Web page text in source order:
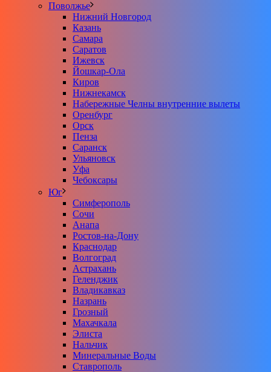
Поволжье
Нижний Новгород
Казань
Самара
Саратов
Ижевск
Йошкар-Ола
Киров
Нижнекамск
Набережные Челны внутренние вылеты
Оренбург
Орск
Пенза
Саранск
Ульяновск
Уфа
Чебоксары
Юг
Симферополь
Сочи
Анапа
Ростов-на-Дону
Краснодар
Волгоград
Астрахань
Геленджик
Владикавказ
Назрань
Грозный
Махачкала
Элиста
Нальчик
Минеральные Воды
Ставрополь